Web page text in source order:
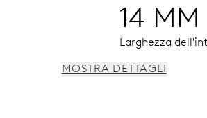
14 MM
Larghezza
MOSTRA DETTAGLI